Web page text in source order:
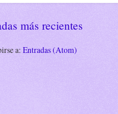
más recientes
a: Entradas (Atom)